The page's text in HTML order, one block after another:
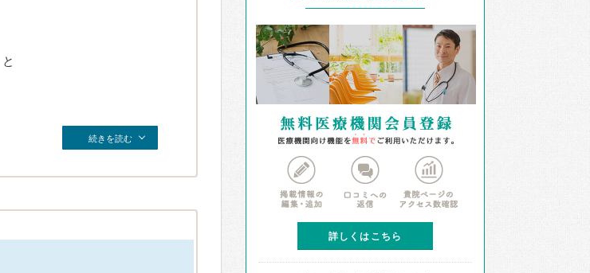
続きを読む
詳しくはこちら